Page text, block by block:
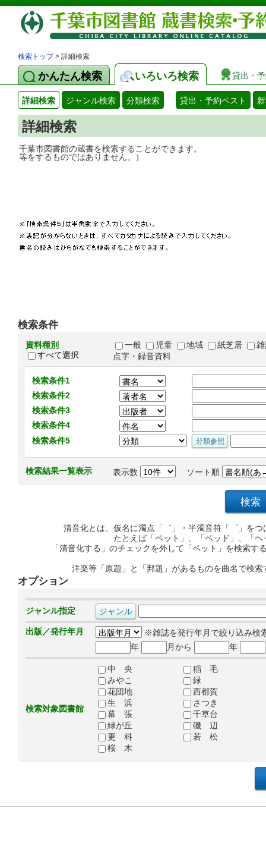
検索トップ> 詳細検索
かんたん検索 いろいろ検索 貸出・
詳細検索 ジャンル検索 分類検索 貸出・予約ベスト
詳細検索
千葉市図書館の蔵書を検索することがで
等をするものではありません。）
検索条件
資料種別
すべて選択
一般 児童 地域 紙芝居
点字・録音資料
検索条件1
検索条件2
検索条件3
検索条件4
検索条件5
検索結果一覧表示 表示数 ソート順
清音化とは、仮名に濁点「゛」・半濁音符「゜」を
たとえば「ペット」、「ベッド」、「
「清音化する」のチェックを外して「ペット」を検索
洋楽等「原題」と「邦題」があるものを曲名で検
オプション
ジャンル指定
出版／発行年月
※雑誌を発行年月で絞り込み検
年
月から 年
検索対象図書館
中 央
稲 毛
みやこ
緑
花団地
西都賀
生 浜
さつき
幕 張
千草台
緑が丘
磯 辺
更 科
若 松
桜 木